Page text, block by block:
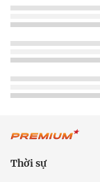
Thời sự